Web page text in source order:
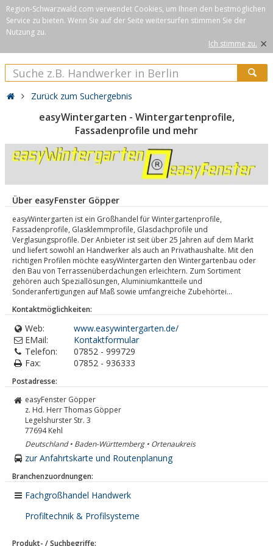
Region-Schwarzwald.com verwendet Cookies, um Ihnen den bestmöglichen
Service zu bieten. Wenn Sie auf der Seite weitersurfen stimmen Sie der
Nutzung zu.
Ich stimme zu. ×
Zurück zum Suchergebnis
easyWintergarten - Wintergartenprofile,
Fassadenprofile und mehr
Über easyFenster Göpper
easyWintergarten ist ein Großhandel für Wintergartenprofile,
Fassadenprofile, Glasklemmprofile, Glasdachprofile und
Verglasungsprofile. Der Anbieter ist seit über 25 Jahren auf dem Markt
und liefert sowohl an Handwerker als auch an Privathaushalte. Mit den
richtigen Profilen möchte easyWintergarten den Wintergartenbau oder
den Bau von Terrassenüberdachungen erleichtern. Zum Sortiment
gehören auch Speziallösungen, Aluminiumkantteile und
Sonderanfertigungen auf Maß sowie umfangreiche Zubehörtei...
Kontaktmöglichkeiten:
Web:
www.easywintergarten.de/
EMail:
Kontaktformular
Telefon:
07852 - 999729
Fax:
07852 - 936333
Postadresse:
easyFenster Göpper
z. Hd. Herr Thomas Göpper
Legelshurster Str. 3
77694 Kehl
Deutschland • Baden-Württemberg • Ortenaukreis
zur Anfahrtskarte und Routenplanung
Branchenzuordnungen:
Fachgroßhandel Handwerk
Profiltechnik & Profilsysteme
Produkt- / Suchbegriffe: